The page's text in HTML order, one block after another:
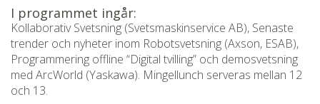
I programmet ingår:
Kollaborativ Svetsning (Svetsmaskinservice AB), Senaste
trender och nyheter inom Robotsvetsning (Axson, ESAB),
Programmering offline “Digital tvilling” och demosvetsning
med ArcWorld (Yaskawa). Mingellunch serveras mellan 12
och 13.